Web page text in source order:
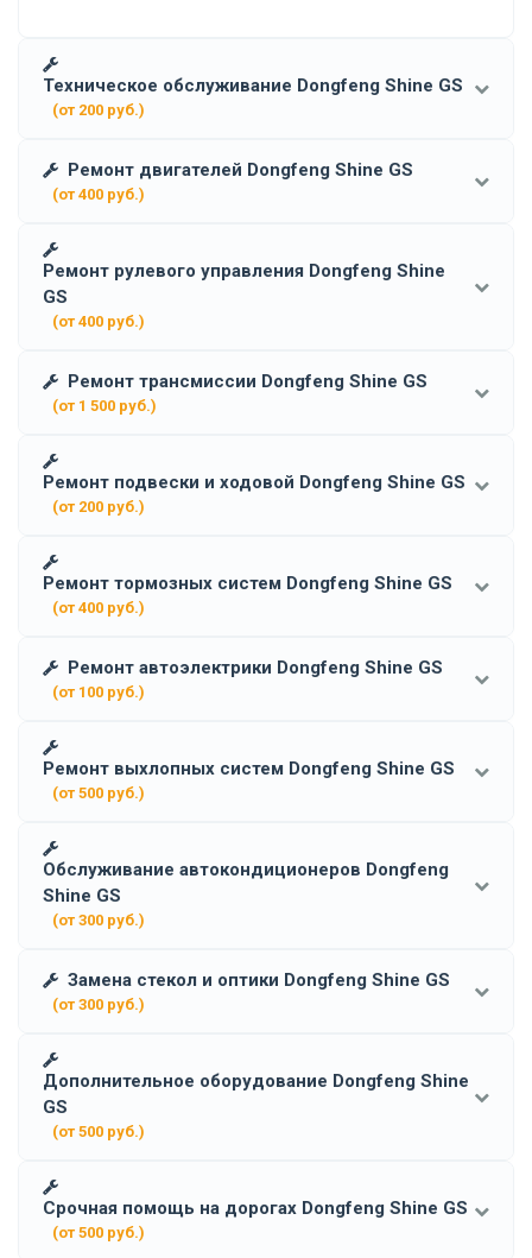
Техническое обслуживание Dongfeng Shine GS
(от 200 руб.)
Ремонт двигателей Dongfeng Shine GS
(от 400 руб.)
Ремонт рулевого управления Dongfeng Shine
GS
(от 400 руб.)
Ремонт трансмиссии Dongfeng Shine GS
(от 1 500 руб.)
Ремонт подвески и ходовой Dongfeng Shine GS
(от 200 руб.)
Ремонт тормозных систем Dongfeng Shine GS
(от 400 руб.)
Ремонт автоэлектрики Dongfeng Shine GS
(от 100 руб.)
Ремонт выхлопных систем Dongfeng Shine GS
(от 500 руб.)
Обслуживание автокондиционеров Dongfeng
Shine GS
(от 300 руб.)
Замена стекол и оптики Dongfeng Shine GS
(от 300 руб.)
Дополнительное оборудование Dongfeng Shine
GS
(от 500 руб.)
Срочная помощь на дорогах Dongfeng Shine GS
(от 500 руб.)